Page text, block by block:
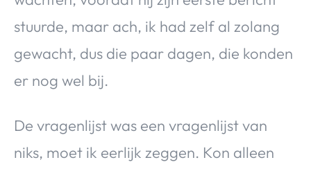
stuurde, maar ach, ik had zelf al zolang
gewacht, dus die paar dagen, die konden
er nog wel bij.
De vragenlijst was een vragenlijst van
niks, moet ik eerlijk zeggen. Kon alleen